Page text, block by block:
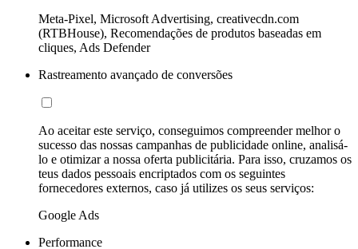
Meta-Pixel, Microsoft Advertising, creativecdn.com
(RTBHouse), Recomendações de produtos baseadas em
cliques, Ads Defender
Rastreamento avançado de conversões
Ao aceitar este serviço, conseguimos compreender melhor o
sucesso das nossas campanhas de publicidade online, analisá-
lo e otimizar a nossa oferta publicitária. Para isso, cruzamos os
teus dados pessoais encriptados com os seguintes
fornecedores externos, caso já utilizes os seus serviços:
Google Ads
Performance